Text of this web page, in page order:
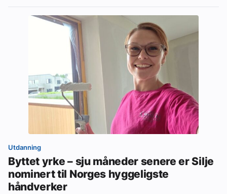
Utdanning
Byttet yrke – sju måneder senere er Silje
nominert til Norges hyggeligste
håndverker